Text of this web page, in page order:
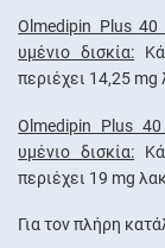
Olmedipin Plus
υμένιο δισκία:
περιέχει 14,25
Olmedipin Plus
υμένιο δισκία:
περιέχει 19 mg
Για τον πλήρη